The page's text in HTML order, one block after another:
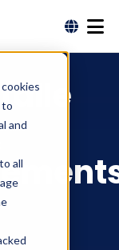
to
and
all